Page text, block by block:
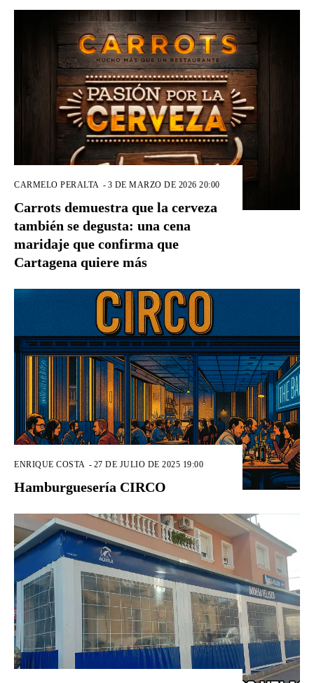
CARMELO PERALTA - 3 DE MARZO DE 2026 20:00
Carrots demuestra que la cerveza
también se degusta: una cena
maridaje que confirma que
Cartagena quiere más
ENRIQUE COSTA - 27 DE JULIO DE 2025 19:00
Hamburguesería CIRCO